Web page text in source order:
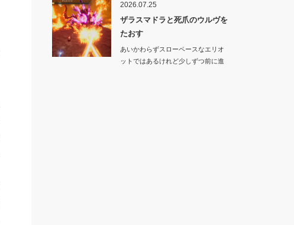
2026.07.25
ザラスマドラと死爪のウルヴを
たおす
あいかわらずスローペースなエリオ
ットではあるけれど少しずつ前に進